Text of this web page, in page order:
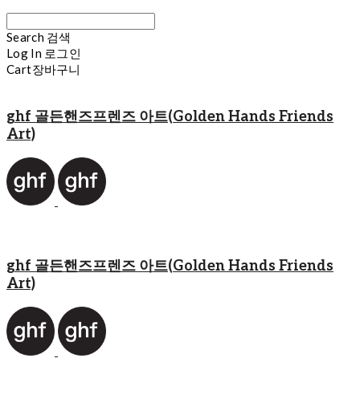
Search 검색
Log In 로그인
Cart장바구니
ghf 골든핸즈프렌즈 아트(Golden Hands Friends
Art)
ghf 골든핸즈프렌즈 아트(Golden Hands Friends
Art)